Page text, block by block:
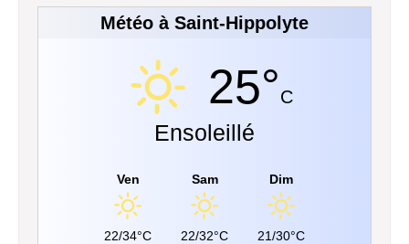
Météo à Saint-Hippolyte
25°C
Ensoleillé
Ven
22/34°C
Sam
22/32°C
Dim
21/30°C